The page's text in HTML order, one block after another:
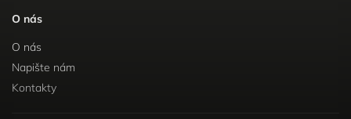
O nás
O nás
Napište nám
Kontakty